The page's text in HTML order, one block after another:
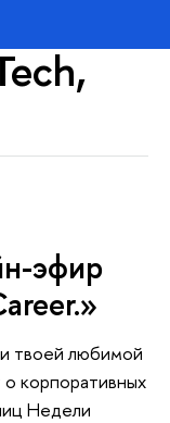
эфир
твоей любимой
корпоративных
Недели